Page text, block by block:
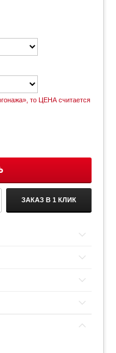
то ЦЕНА считается
ЗАКАЗ В 1 КЛИК